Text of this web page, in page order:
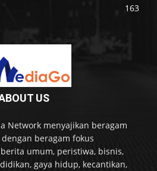
163
US
Network menyajikan beragam
beragam fokus
umum, peristiwa, bisnis,
gaya hidup, kecantikan,